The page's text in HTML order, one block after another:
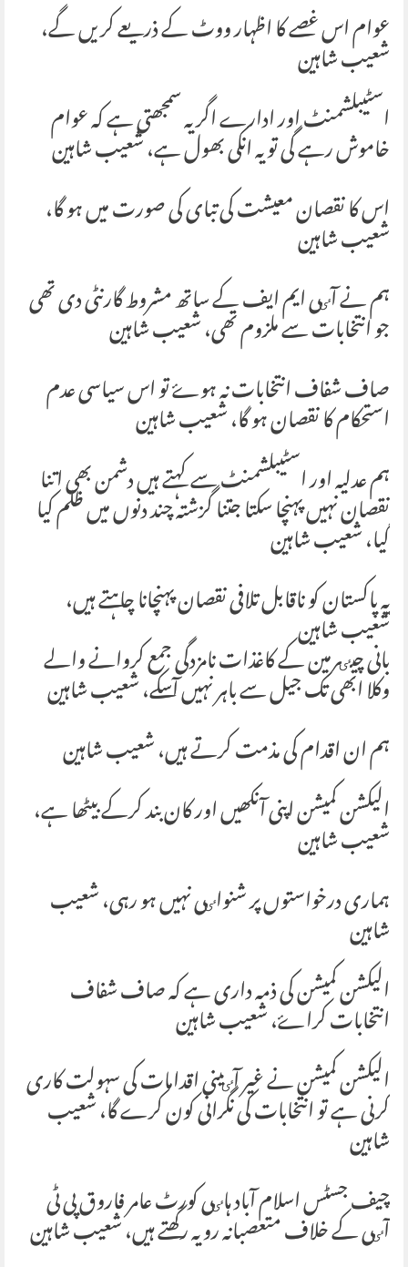
عوام اس غصے کا اظہار ووٹ کے ذریعے کریں گے،
شعیب شاہین
اسٹیبلشمنٹ اور ادارے اگر یہ سمجھتی ہے کہ عوام
خاموش رہے گی تو یہ انکی بھول ہے، شعیب شاہین
اس کا نقصان معیشت کی تبای کی صورت میں ہو گا،
شعیب شاہین
ہم نے آٸی ایم ایف کے ساتھ مشروط گارنٹی دی تھی
جو انتخابات سے ملزوم تھی، شعیب شاہین
صاف شفاف انتخابات نہ ہوۓ تو اس سیاسی عدم
استحکام کا نقصان ہو گا، شعیب شاہین
ہم عدلیہ اور اسٹیبلشمنٹ سے کہتے ہیں دشمن بھی اتنا
نقصان نہیں پہنچا سکتا جتنا گزشتہ چند دنوں میں ظلم کیا
گیا، شعیب شاہین
یہ پاکستان کو ناقابل تلافی نقصان پہنچانا چاہتے ہیں،
شعیب شاہین
بانی چیٸرمین کے کاغذات نامزدگی جمع کروانے والے
وکلا ابھی تک جیل سے باہر نہیں آسکے، شعیب شاہین
ہم ان اقدام کی مذمت کرتے ہیں، شعیب شاہین
الیکشن کمیشن اپنی آنکھیں اور کان بند کرکے بیٹھا ہے،
شعیب شاہین
ہماری درخواستوں پر شنواٸی نہیں ہو رہی، شعیب
شاہین
الیکشن کمیشن کی ذمہ داری ہے کہ صاف شفاف
انتخابات کراۓ، شعیب شاہین
الیکشن کمیشن نے غیر آٸینی اقدامات کی سہولت کاری
کرنی ہے تو انتخابات کی نگرانی کون کرے گا، شعیب
شاہین
چیف جسٹس اسلام آباد ہاٸی کورٹ عامر فاروق پی ٹی
آٸی کے خلاف متعصبانہ رویہ رکھتے ہیں، شعیب شاہین